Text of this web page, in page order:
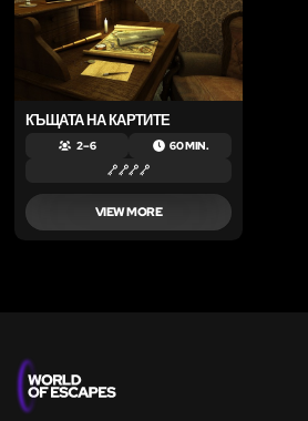
КЪЩАТА НА КАРТИТЕ
2 – 6 60 MIN.
VIEW MORE